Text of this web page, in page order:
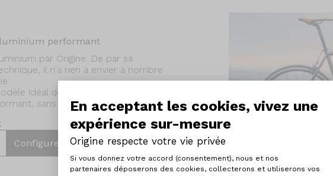
En acceptant les cookies, vivez une
expérience sur-mesure
Origine respecte votre vie privée
Plateforme de Gestion du
Si vous donnez votre accord (consentement), nous et nos
partenaires déposerons des cookies, collecterons et utiliserons vos
performant
par Origine. De par sa
il n'a rien à envier à nombre
idéal des cyclistes en quête d'un
sans superflu.
Configurer